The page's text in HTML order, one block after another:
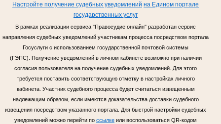
Настройте получение судебных уведомлений на Едином портале
государственных услуг
В рамках реализации сервиса "Правосудие онлайн" разработан сервис
направления судебных уведомлений участникам процесса посредством портала
Госуслуги с использованием государственной почтовой системы
(ГЭПС). Получение уведомлений в личном кабинете возможно при наличии
согласия пользователя на получение судебных уведомлений. Для этого
требуется поставить соответствующую отметку в настройках личного
кабинета. Участник судебного процесса будет считаться извещенным
надлежащим образом, если имеются доказательства доставки судебного
извещения посредством указанного портала. Для быстрой настройки судебных
уведомлений можно перейти по ссылке или воспользоваться QR-кодом